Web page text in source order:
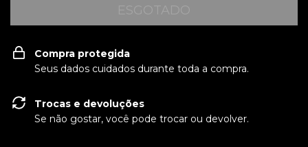
Compra protegida
Seus dados cuidados durante toda a compra.
Trocas e devoluções
Se não gostar, você pode trocar ou devolver.